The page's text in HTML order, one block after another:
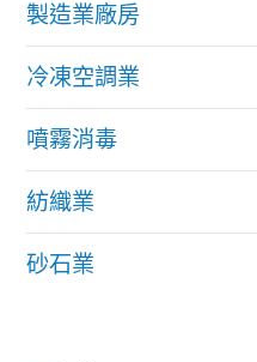
製造業廠房
冷凍空調業
噴霧消毒
紡織業
砂石業